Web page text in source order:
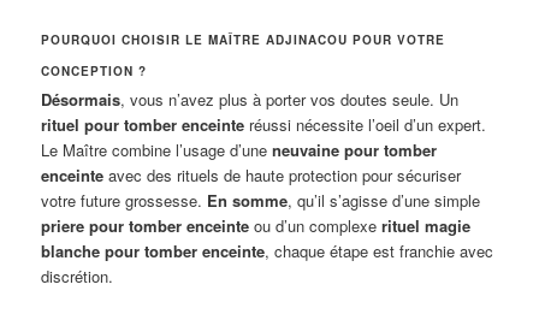
POURQUOI CHOISIR LE MAÎTRE ADJINACOU POUR VOTRE
CONCEPTION ?
Désormais, vous n’avez plus à porter vos doutes seule. Un
rituel pour tomber enceinte réussi nécessite l’oeil d’un expert.
Le Maître combine l’usage d’uneneuvaine pour tomber
enceinte avec des rituels de haute protection pour sécuriser
votre future grossesse. En somme, qu’il s’agisse d’une simple
priere pour tomber enceinte ou d’un complexerituel magie
blanche pour tomber enceinte, chaque étape est franchie avec
discrétion.